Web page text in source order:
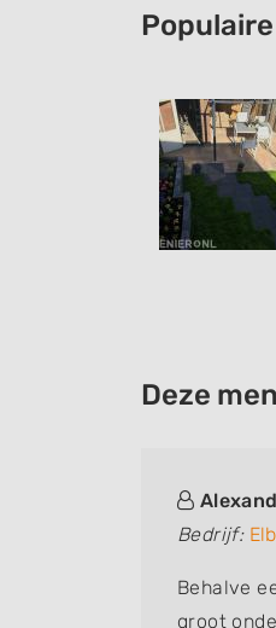
Deze
Bedrijf:
Behalve
groot